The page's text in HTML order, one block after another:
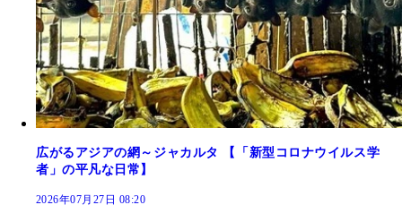
広がるアジアの網～ジャカルタ 【「新型コロナウイルス学
者」の平凡な日常】
2026年07月27日 08:20